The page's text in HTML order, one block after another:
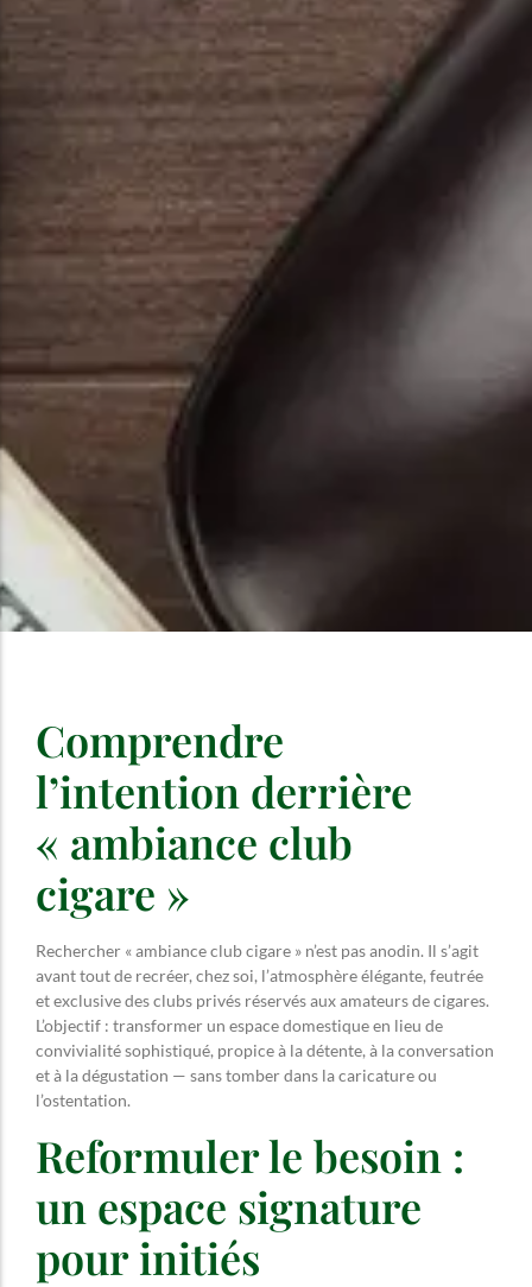
Comprendre
l’intention derrière
« ambiance club
cigare »
Rechercher « ambiance club cigare » n’est pas anodin. Il s’agit
avant tout de recréer, chez soi, l’atmosphère élégante, feutrée
et exclusive des clubs privés réservés aux amateurs de cigares.
L’objectif : transformer un espace domestique en lieu de
convivialité sophistiqué, propice à la détente, à la conversation
et à la dégustation — sans tomber dans la caricature ou
l’ostentation.
Reformuler le besoin :
un espace signature
pour initiés